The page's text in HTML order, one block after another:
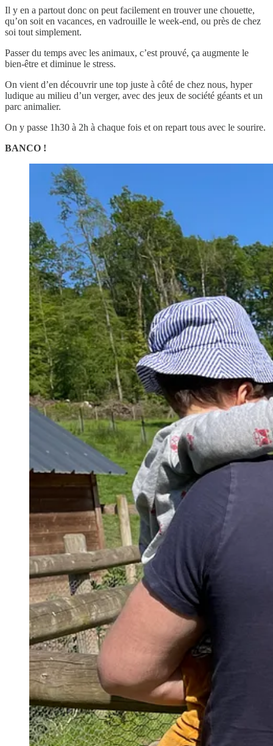
Il y en a partout donc on peut facilement en trouver une chouette,
qu’on soit en vacances, en vadrouille le week-end, ou près de chez
soi tout simplement.
Passer du temps avec les animaux, c’est prouvé, ça augmente le
bien-être et diminue le stress.
On vient d’en découvrir une top juste à côté de chez nous, hyper
ludique au milieu d’un verger, avec des jeux de société géants et un
parc animalier.
On y passe 1h30 à 2h à chaque fois et on repart tous avec le sourire.
BANCO !